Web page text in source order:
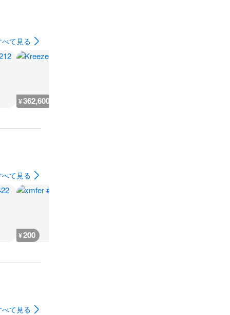
べて見る
¥362,600
べて見る
¥200
べて見る